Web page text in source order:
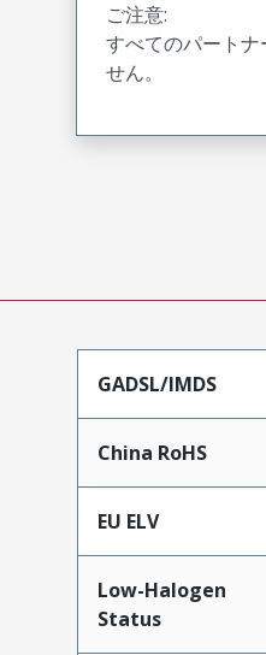
ご注意:
すべてのパート
せん。
GADSL/IMDS
China RoHS
EU ELV
Low-Halogen
Status